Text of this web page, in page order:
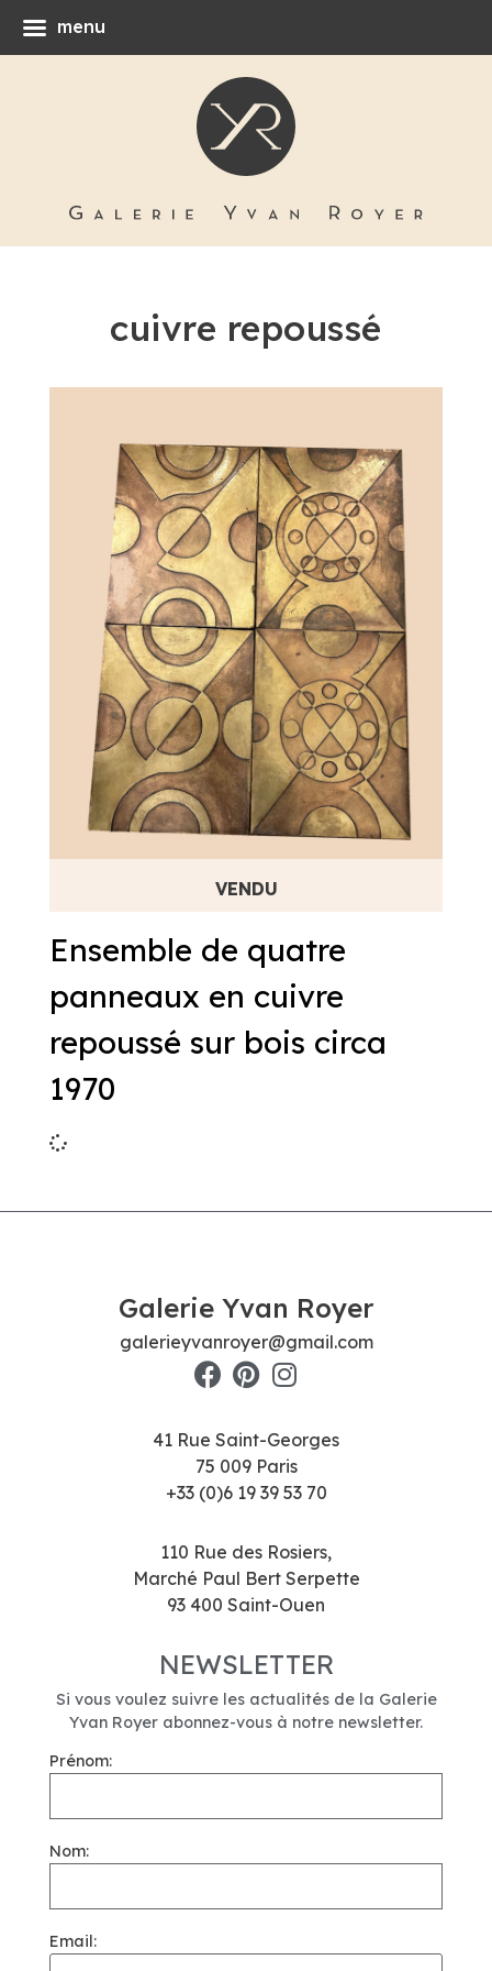
cuivre repoussé
Ensemble de quatre
panneaux en cuivre
repoussé sur bois circa
1970
Galerie Yvan Royer
galerieyvanroyer@gmail.com
41 Rue Saint-Georges
75 009 Paris
+33 (0)6 19 39 53 70
110 Rue des Rosiers,
Marché Paul Bert Serpette
93 400 Saint-Ouen
NEWSLETTER
Si vous voulez suivre les actualités de la Galerie
Yvan Royer abonnez-vous à notre newsletter.
Prénom:
Nom:
Email:
menu